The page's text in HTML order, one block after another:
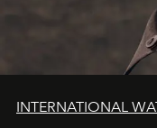
INTERNATIONAL